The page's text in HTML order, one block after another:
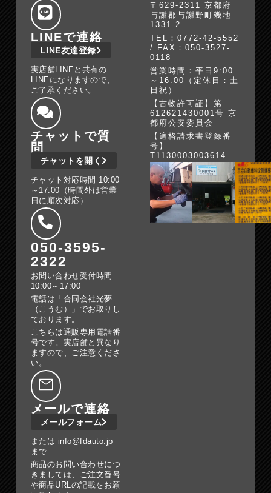
LINEで連絡
LINE友達登録
実店舗LINEと共有の
LINEになりますので、
ご了承ください。
チャットで質
問
チャットを開く
チャット対応時間 10:00
～17:00（時間外は営業
日に順次対応）
050-3595-
2322
お問い合わせ受付時間
10:00～17:00
電話は「合同会社光夢
（こうむ）」でお取りし
ております。
こちらは通販専用電話番
号です。実店舗と異なり
ますので、ご注意くださ
い。
メールで連絡
メールフォーム
または info@fdauto.jp
まで
商品のお問い合わせにつ
きましては、ご注文番号
や商品URLの記載をお願
〒629-2311 京都府
与謝郡与謝野町幾地
1331-2
TEL：0772-42-5552
/ FAX：050-3527-
0118
営業時間：平日9:00
～16:00（定休日：土
日祝）
【古物許可証】第
612621430001号 京
都府公安委員会
【適格請求書登録番
号】
T1130003003614